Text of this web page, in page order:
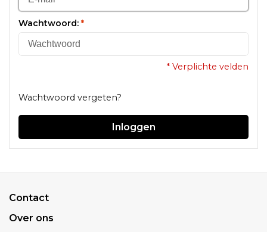
Wachtwoord: *
* Verplichte velden
Wachtwoord vergeten?
Inloggen
Contact
Over ons